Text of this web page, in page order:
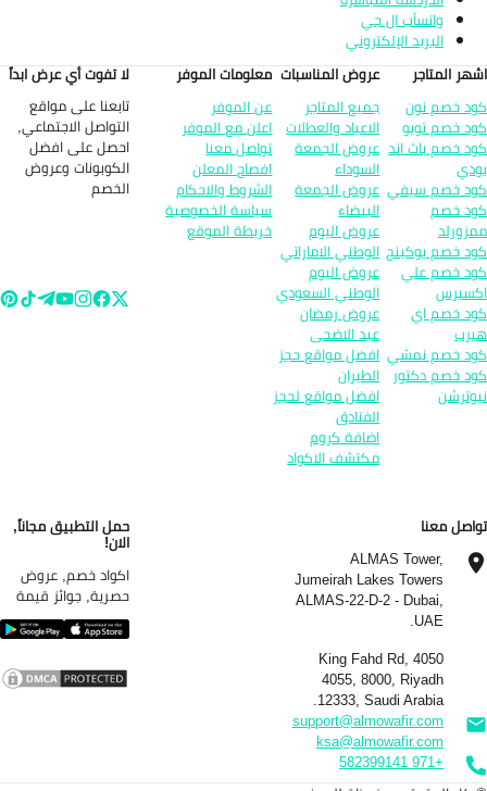
واتسأب ال جي
البريد الإلكتروني
المتاجر
خصم نون
خصم تويو
خصم باث اند
خصم سيفي
خصم
خصم بوكينج
خصم علي
خصم اي
خصم نمشي
خصم دكتور
عروض المناسبات
جميع المتاجر
الاعياد والعطلات
عروض الجمعة
السوداء
عروض الجمعة
البيضاء
عروض اليوم
الوطني الاماراتي
عروض اليوم
الوطني السعودي
عروض رمضان
عيد الاضحى
افضل مواقع حجز
الطيران
افضل مواقع لحجز
الفنادق
اضافة كروم
مكتشف الاكواد
معلومات الموفر
عن الموفر
اعلن مع الموفر
تواصل معنا
افصاح المعلن
الشروط والاحكام
سياسة الخصوصية
خريطة الموقع
لا تفوت أي عرض ابداً
تابعنا على مواقع
التواصل الاجتماعي,
احصل على افضل
الكوبونات وعروض
الخصم
معنا
ALMAS Tower,
Jumeirah Lakes Towers
ALMAS-22-D-2 - Dubai,
UAE.
4050 King Fahd Rd,
4055, 8000, Riyadh
12333, Saudi Arabia.
support@almowafir.com
ksa@almowafir.com
حمل التطبيق مجاناً,
الان!
اكواد خصم, عروض
حصرية, جوائز قيمة